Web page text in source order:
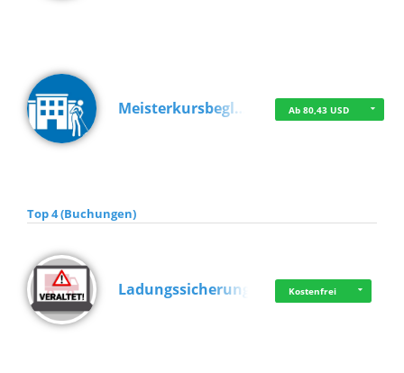
Meisterkursbegl… Ab 80,43 USD
Top 4 (Buchungen)
Ladungssicherung Kostenfrei